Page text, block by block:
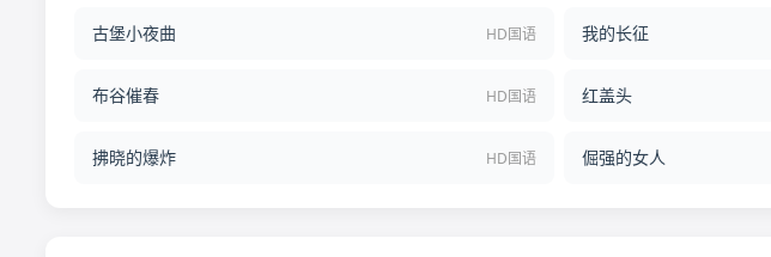
古堡小夜曲 HD国语 我的长征
布谷催春 HD国语 红盖头
拂晓的爆炸 HD国语 倔强的女人